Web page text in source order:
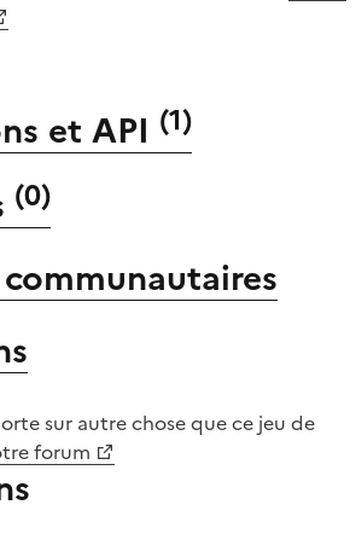
et API (1)
(0)
communautaires
sur autre chose quece jeu de
forum